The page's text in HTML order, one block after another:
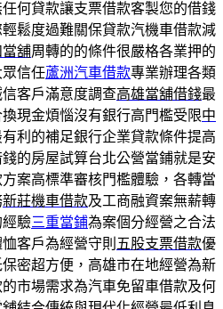
何貸款讓支票借款客製您的借錢
鬆度過難關保貸款汽機車借款減
舖周轉的的條件很嚴格各業押的
信任蘆洲汽車借款專業辦理各類
客戶滿意度調查高雄當舖借錢最
現金煩惱沒有銀行高門檻受限中
利的補足銀行企業貸款條件提高
的房屋試算台北公營當鋪就是安
案高標準審核門檻體驗，各轉當
新莊機車借款及工商融資案無薪轉
經驗三重當鋪為案個分經營之合法
客戶為經營守則 五股支票借款優
密超方便，高雄市在地經營為新
市場需求為汽車免留車借款及何